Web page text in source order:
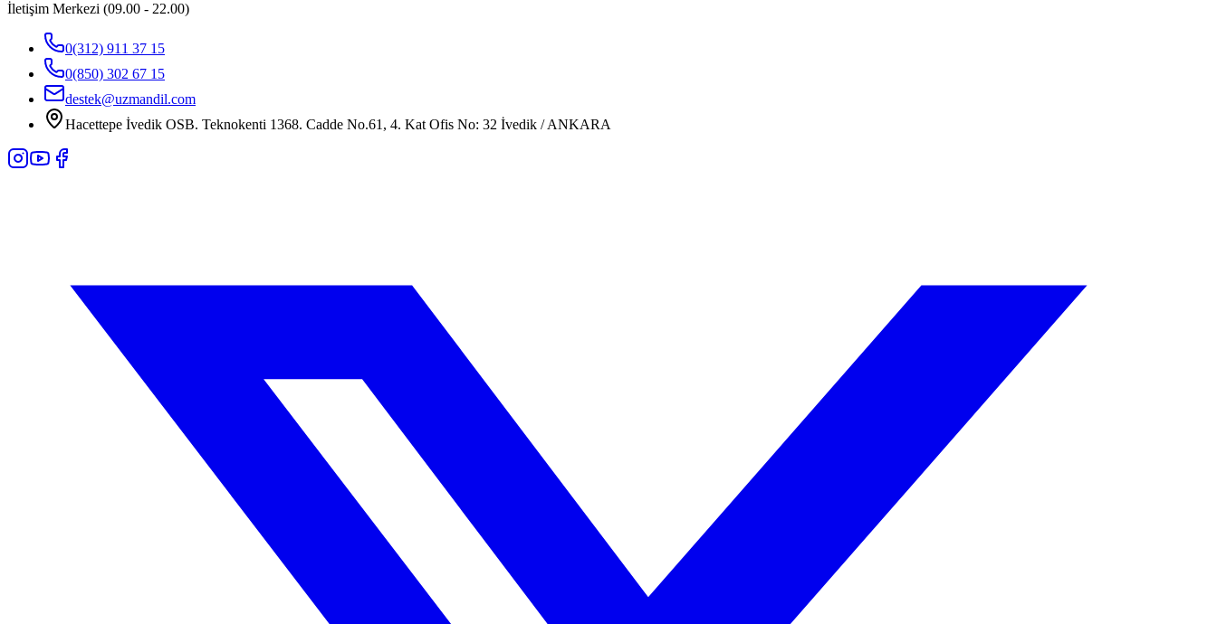
İletişim Merkezi (09.00 - 22.00)
0(312) 911 37 15
0(850) 302 67 15
destek@uzmandil.com
Hacettepe İvedik OSB. Teknokenti 1368. Cadde No.61, 4. Kat Ofis No: 32 İvedik / ANKARA